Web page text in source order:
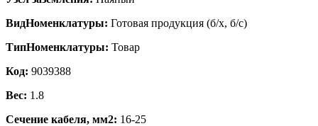
ВидНоменклатуры: Готовая продукция (б/х, б/с)
ТипНоменклатуры: Товар
Код: 9039388
Вес: 1.8
Сечение кабеля, мм2: 16-25